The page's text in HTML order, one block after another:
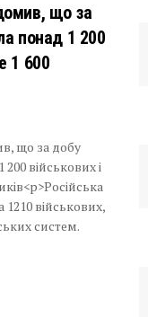
що за
понад 1 200
1 600
що за добу
військових і
військових,
систем.